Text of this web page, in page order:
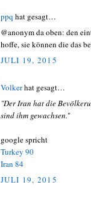
ppq hat gesagt…
@anonym da oben: den
hoffe, sie können die das
JULI 19, 2015
Volkerhat gesagt…
"Der Iran hat die
sind ihm gewachsen."
google spricht
Turkey 90
Iran 84
JULI 19, 2015